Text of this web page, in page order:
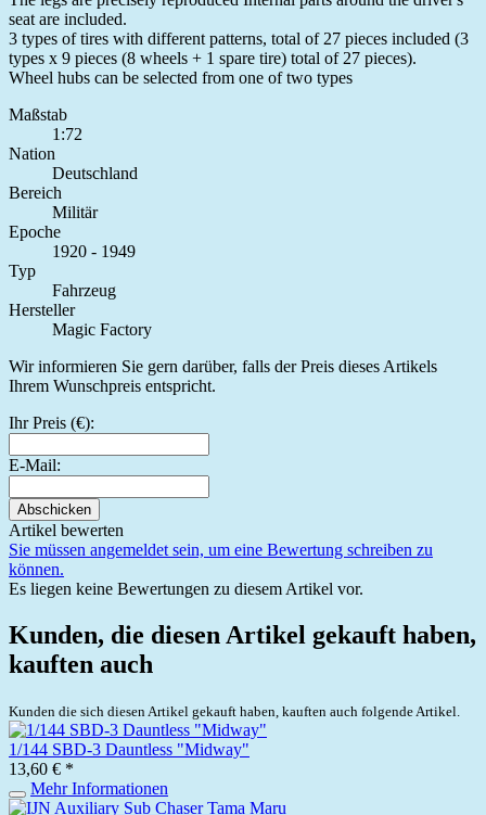
seat are included.
3 types of tires with different patterns, total of 27 pieces included (3
types x 9 pieces (8 wheels + 1 spare tire) total of 27 pieces).
Wheel hubs can be selected from one of two types
Maßstab
1:72
Nation
Deutschland
Bereich
Militär
Epoche
1920 - 1949
Typ
Fahrzeug
Hersteller
Magic Factory
Wir informieren Sie gern darüber, falls der Preis dieses Artikels
Ihrem Wunschpreis entspricht.
Ihr Preis (€):
E-Mail:
Abschicken
Artikel bewerten
Sie müssen angemeldet sein, um eine Bewertung schreiben zu
können.
Es liegen keine Bewertungen zu diesem Artikel vor.
Kunden, die diesen Artikel gekauft haben,
kauften auch
Kunden die sich diesen Artikel gekauft haben, kauften auch folgende Artikel.
1/144 SBD-3 Dauntless "Midway"
13,60 € *
Mehr Informationen